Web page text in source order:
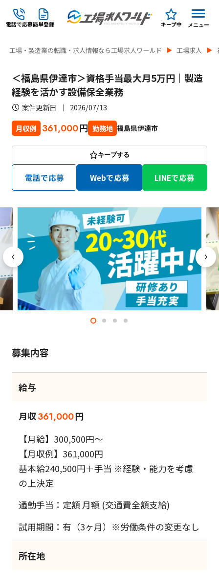
電話で応募簡単登録 キープ中 メニュー
工場・製造業の転職・求人情報なら工場求人ワールド 工場求人
＜福島県伊達市＞資格手当最大月5万円｜製造
経験を活かす設備保全業務
案件更新日 2026/07/13
月収例 361,000円 勤務地 福島県伊達市
キープする
電話で応募 Webで応募 LINEで応募
募集内容
給与
月収361,000円
【月給】300,500円～
【月収例】361,000円
基本給240,500円＋手当 ※経験・能力を考慮
の上決定
通勤手当：定額 月額 (交通費全額支給)
試用期間：有（3ヶ月）※労働条件の変更なし
所在地